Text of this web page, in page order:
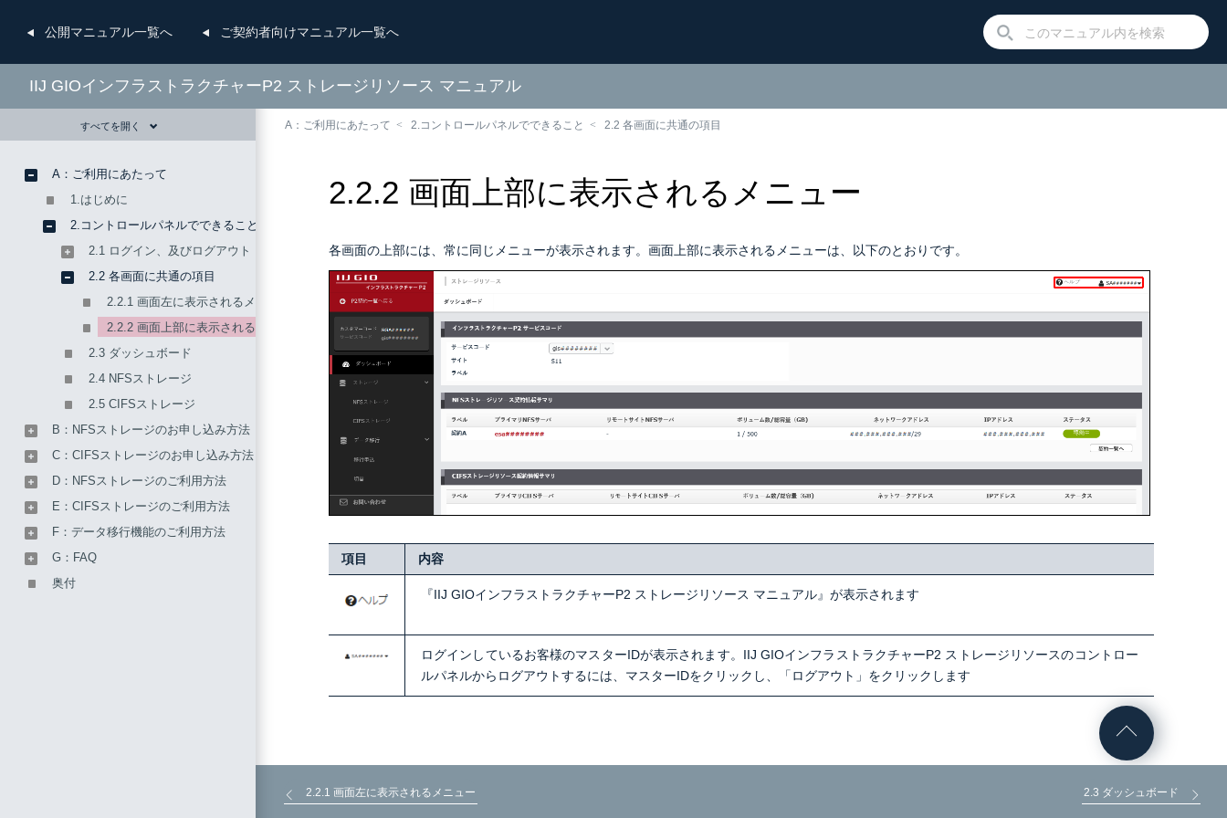
公開マニュアル一覧へ ご契約者向けマニュアル一覧へ
IIJ GIOインフラストラクチャーP2 ストレージリソース マニュアル
A：ご利用にあたって 2.コントロールパネルでできること 2.2 各画面に共通の項目
2.2.2 画面上部に表示されるメニュー
各画面の上部には、常に同じメニューが表示されます。画面上部に表示されるメニューは、以下のとおりです。
項目 内容
『IIJ GIOインフラストラクチャーP2 ストレージリソース マニュアル』が表示されます
ログインしているお客様のマスターIDが表示されます。IIJ GIOインフラストラクチャーP2 ストレージリソースのコントロー
ルパネルからログアウトするには、マスターIDをクリックし、「ログアウト」をクリックします
2.2.1 画面左に表示されるメニュー 2.3 ダッシュボード
すべてを開く
A：ご利用にあたって
1.はじめに
2.コントロールパネルでできること
2.1 ログイン、及びログアウト
2.2 各画面に共通の項目
2.2.1 画面左に表示されるメニュー
2.2.2 画面上部に表示されるメニュー
2.3 ダッシュボード
2.4 NFSストレージ
2.5 CIFSストレージ
B：NFSストレージのお申し込み方法
C：CIFSストレージのお申し込み方法
D：NFSストレージのご利用方法
E：CIFSストレージのご利用方法
F：データ移行機能のご利用方法
G：FAQ
奥付